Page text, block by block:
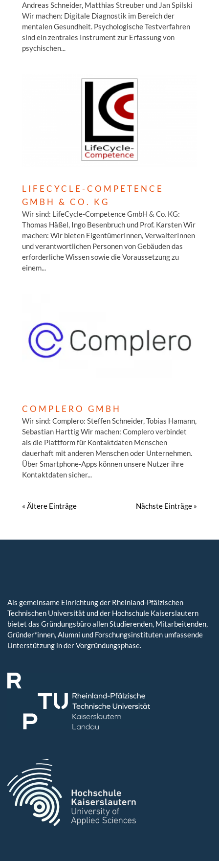
Andreas Schneider, Matthias Streuber und Jan Spilski
Wir machen: Digitale Diagnostik im Bereich der
mentalen Gesundheit. Psychologische Testverfahren
sind ein zentrales Instrument zur Erfassung von
psychischen...
LIFECYCLE-COMPETENCE
GMBH & CO. KG
Wir sind: LifeCycle-Competence GmbH & Co. KG:
Thomas Häßel, Ingo Besenbruch und Prof. Karsten Wir
machen: Wir bieten EigentümerInnen, VerwalterInnen
und verantwortlichen Personen von Gebäuden das
erforderliche Wissen sowie die Voraussetzung zu
einem...
COMPLERO GMBH
Wir sind: Complero: Steffen Schneider, Tobias Hamann,
Sebastian Harttig Wir machen: Complero verbindet
als die Plattform für Kontaktdaten Menschen
dauerhaft mit anderen Menschen oder Unternehmen.
Über Smartphone-Apps können unsere Nutzer ihre
Kontaktdaten sicher...
« Ältere Einträge Nächste Einträge »
Als gemeinsame Einrichtung der Rheinland-Pfälzischen
Technischen Universität und der Hochschule Kaiserslautern
bietet das Gründungsbüro allen Studierenden, Mitarbeitenden,
Gründer*innen, Alumni und Forschungsinstituten umfassende
Unterstützung in der Vorgründungsphase.